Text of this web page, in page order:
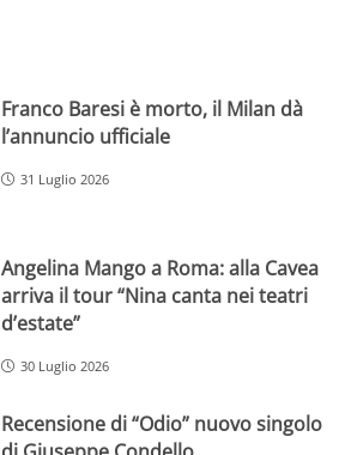
Franco Baresi è morto, il Milan dà
l’annuncio ufficiale
31 Luglio 2026
Angelina Mango a Roma: alla Cavea
arriva il tour “Nina canta nei teatri
d’estate”
30 Luglio 2026
Recensione di “Odio” nuovo singolo